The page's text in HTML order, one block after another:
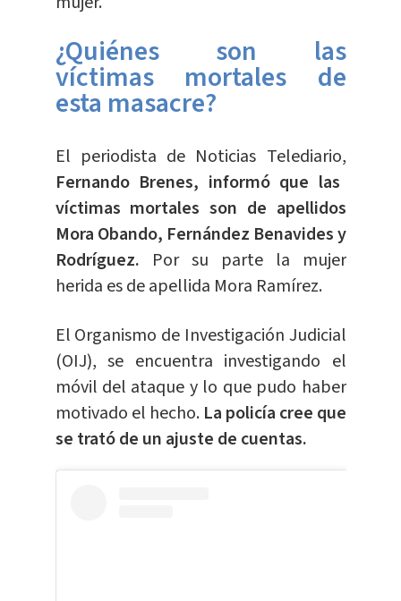
¿Quiénes son las
víctimas mortales de
esta masacre?
El periodista de Noticias Telediario,
Fernando Brenes, informó que las
víctimas mortales son de apellidos
Mora Obando, Fernández Benavides y
Rodríguez. Por su parte la mujer
herida es de apellida Mora Ramírez.
El Organismo de Investigación Judicial
(OIJ), se encuentra investigando el
móvil del ataque y lo que pudo haber
motivado el hecho. La policía cree que
se trató de un ajuste de cuentas.